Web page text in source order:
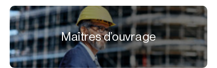
Maîtres d’ouvrage